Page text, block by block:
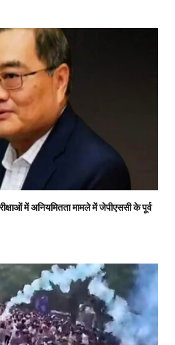
में अनियमितता मामले में जेपीएससी के पूर्व